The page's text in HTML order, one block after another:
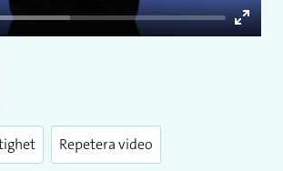
Enter
Repetera video